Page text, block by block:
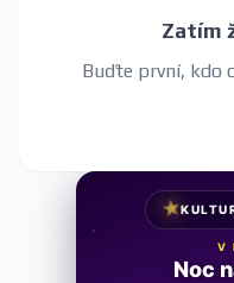
Zatím
Buďte první, kdo
★
V
Noc